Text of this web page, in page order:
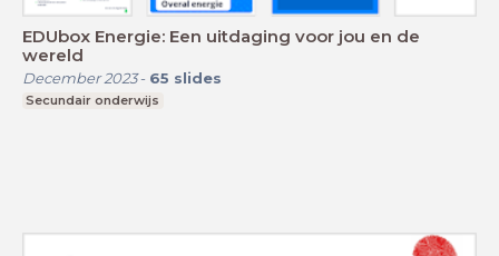
EDUbox Energie: Een uitdaging voor jou en de
wereld
December 2023- 65 slides
Secundair onderwijs